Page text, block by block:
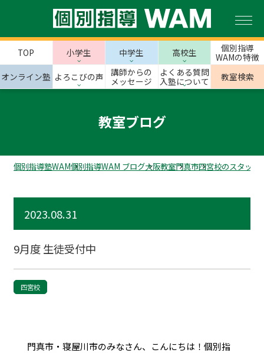
TOP 小学生 中学生 高校生
個別指導
WAMの特徴
オンライン塾 よろこびの声
講師からの
メッセージ
よくある質問
入塾について
教室検索
教室ブログ
個別指導塾WAM個別指導WAM ブログ大阪教室門真市四宮校のスタッフ
2023.08.31
9月度 生徒受付中
四宮校
門真市・寝屋川市のみなさん、こんにちは！個別指